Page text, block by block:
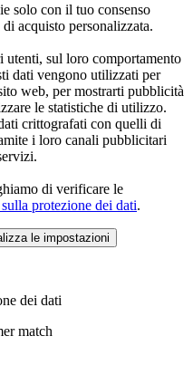
solo con il tuo consenso
acquisto personalizzata.
utenti, sul loro comportamento
dati vengono utilizzati per
web, per mostrarti pubblicità
le statistiche di utilizzo.
crittografati con quelli di
i loro canali pubblicitari
di verificare le
protezione dei dati.
le impostazioni
dei dati
match